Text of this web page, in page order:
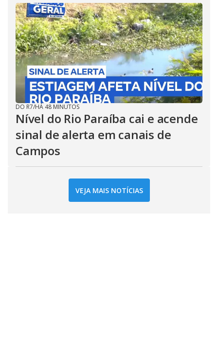
DO R7/HÁ 48 MINUTOS
Nível do Rio Paraíba cai e acende
sinal de alerta em canais de
Campos
VEJA MAIS NOTÍCIAS